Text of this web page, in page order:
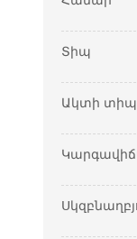
Տիպ
Ակտի տիպ